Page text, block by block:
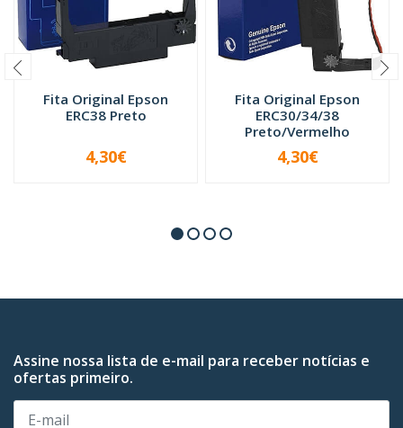
Fita Original Epson
ERC38 Preto
+
4,30€
Fita Original Epson
ERC30/34/38
Preto/Vermelho
+
4,30€
Assine nossa lista de e-mail para receber notícias e
ofertas primeiro.